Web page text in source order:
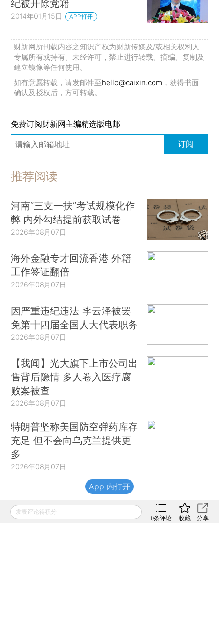
纪被开除党籍
2014年01月15日 APP打开
财新网所刊载内容之知识产权为财新传媒及/或相关权利人
专属所有或持有。未经许可，禁止进行转载、摘编、复制及
建立镜像等任何使用。
如有意愿转载，请发邮件至hello@caixin.com ，获得书面
确认及授权后，方可转载。
免费订阅财新网主编精选版电邮
订阅
推荐阅读
河南“三支一扶”考试规模化作
弊 内外勾结提前获取试卷
2026年08月07日
海外金融专才回流香港 外籍
工作签证翻倍
2026年08月07日
因严重违纪违法 李云泽被罢
免第十四届全国人大代表职务
2026年08月07日
【我闻】光大旗下上市公司出
售背后隐情 多人卷入医疗腐
败案被查
2026年08月07日
特朗普坚称美国防空弹药库存
充足 但不会向乌克兰提供更
多
2026年08月07日
财新移动
发表评论得积分
0条评论 收藏 分享
App 内打开